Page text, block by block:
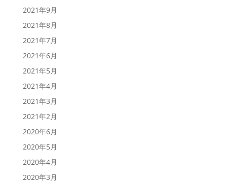
2021年9月
2021年8月
2021年7月
2021年6月
2021年5月
2021年4月
2021年3月
2021年2月
2020年6月
2020年5月
2020年4月
2020年3月